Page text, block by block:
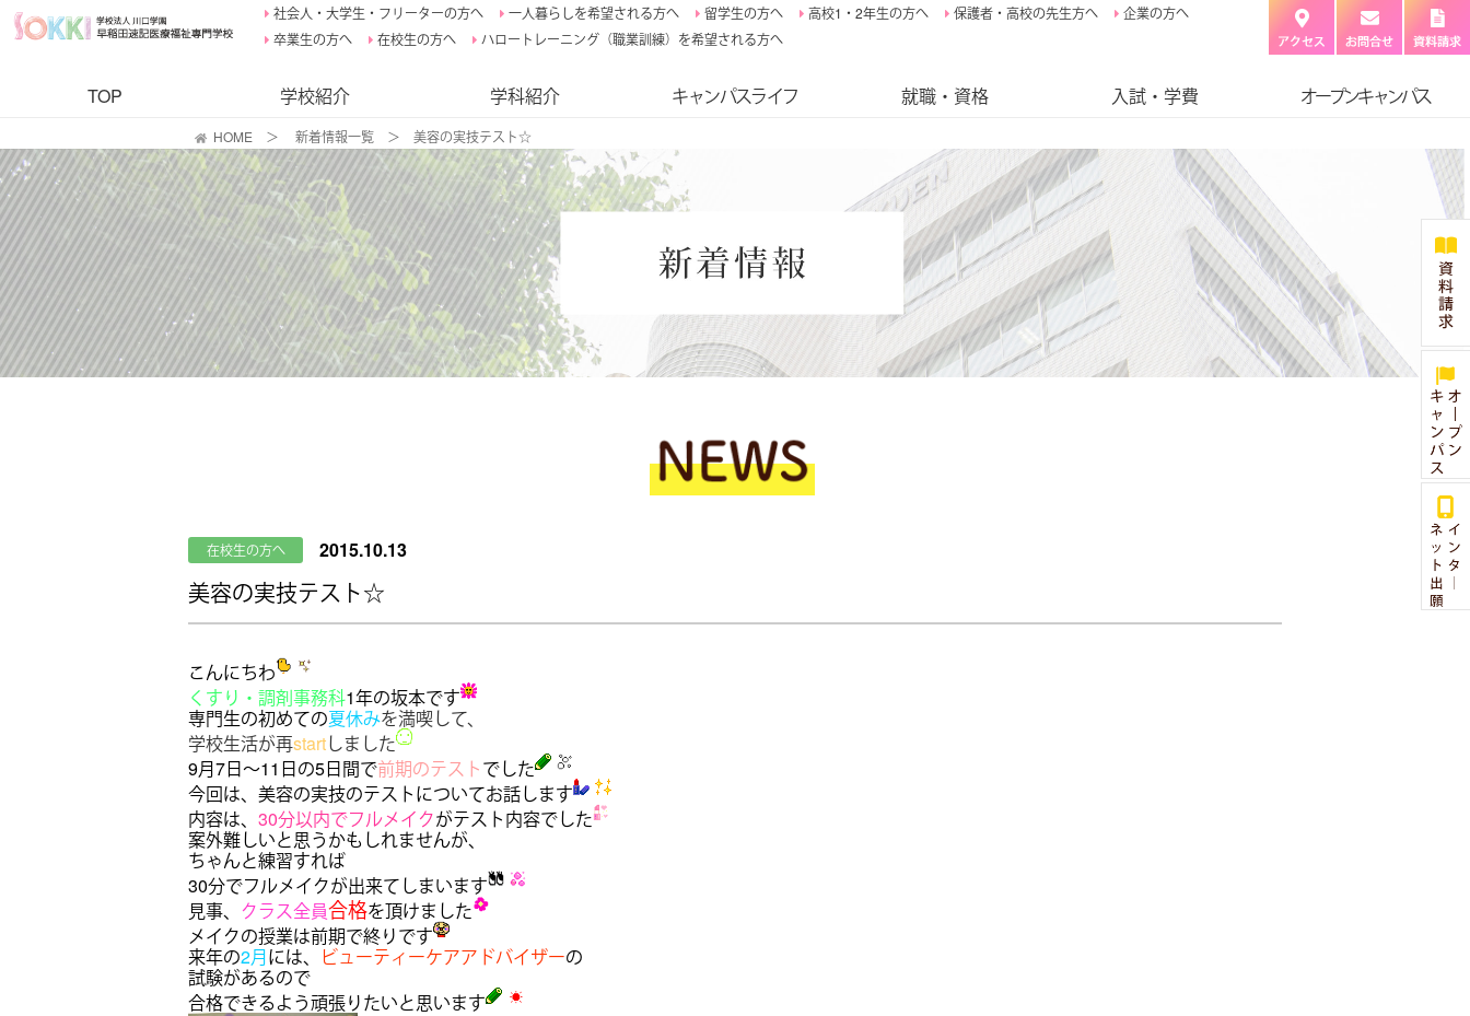
社会人・大学生・フリーターの方へ 一人暮らしを希望される方へ 留学生の方へ 高校1・2年生の方へ 保護者・高校の先生方へ
企業の方へ
卒業生の方へ
在校生の方へ ハロートレーニング（職業訓練）を希望される方へ
TOP 学校紹介 学科紹介 キャンパスライフ 就職・資格 入試・学費 オープンキャンパス
HOME ＞ 新着情報一覧 ＞ 美容の実技テスト☆
在校生の方へ 2015.10.13
美容の実技テスト☆
こんにちわ
くすり・調剤事務科1年の坂本です
専門生の初めての夏休みを満喫して、
学校生活が再startしました
9月7日～11日の5日間で前期のテストでした
今回は、美容の実技のテストについてお話します
内容は、 30分以内でフルメイクがテスト内容でした
案外難しいと思うかもしれませんが、
ちゃんと練習すれば
30分でフルメイクが出来てしまいます
見事、 クラス全員合格を頂けました
メイクの授業は前期で終りです
来年の2月には、 ビューティーケアアドバイザーの
試験があるので
合格できるよう頑張りたいと思います